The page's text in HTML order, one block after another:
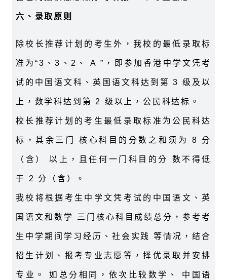
六、录取原则
除校长推荐计划的考生外，我校的最低录取标
准为“3、3、2、 A ”，即参加香港中学文凭考
试的中国语文科、英国语文科达到第 3 级及以
上，数学科达到第 2 级以上，公民科达标。
校长推荐计划的考生最低录取标准为公民科达
标，其余三门 核心科目的分数之和须为 8 分
（含） 以上，且任何一门科目的分 数不得低
于 2 分（含）。
我校将根据考生中学文凭考试的中国语文、英
国语文和数学 三门核心科目成绩总分，参考考
生中学期间学习经历、社会实践 等情况，结合
招生计划、报考专业志愿等，择优录取并安排
专业。 如总分相同，依次比较数学、 中国语